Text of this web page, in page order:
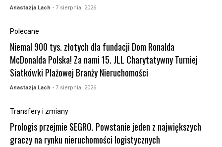
Anastazja Lach - 7 sierpnia, 2026
Polecane
Niemal 900 tys. złotych dla fundacji Dom Ronalda
McDonalda Polska! Za nami 15. JLL Charytatywny Turniej
Siatkówki Plażowej Branży Nieruchomości
Anastazja Lach - 7 sierpnia, 2026
Transfery i zmiany
Prologis przejmie SEGRO. Powstanie jeden z największych
graczy na rynku nieruchomości logistycznych